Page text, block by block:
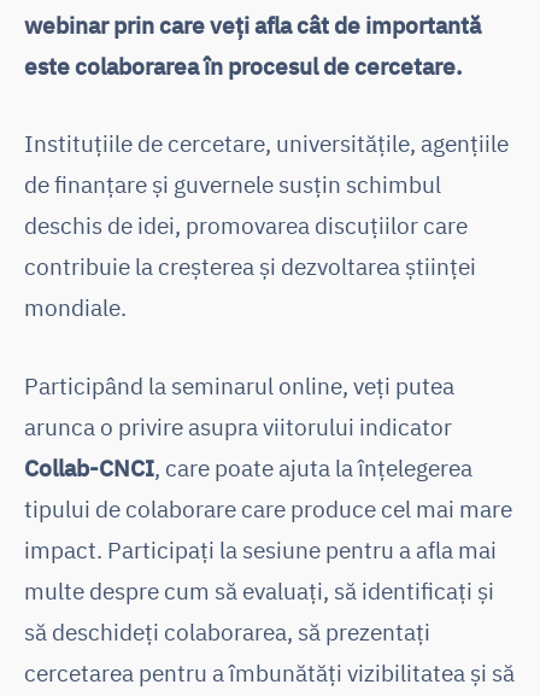
webinar prin care veți afla cât de importantă
este colaborarea în procesul de cercetare.
Instituțiile de cercetare, universitățile, agențiile
de finanțare și guvernele susțin schimbul
deschis de idei, promovarea discuțiilor care
contribuie la creșterea și dezvoltarea științei
mondiale.
Participând la seminarul online, veți putea
arunca o privire asupra viitorului indicator
Collab-CNCI, care poate ajuta la înțelegerea
tipului de colaborare care produce cel mai mare
impact. Participați la sesiune pentru a afla mai
multe despre cum să evaluați, să identificați și
să deschideți colaborarea, să prezentați
cercetarea pentru a îmbunătăți vizibilitatea și să